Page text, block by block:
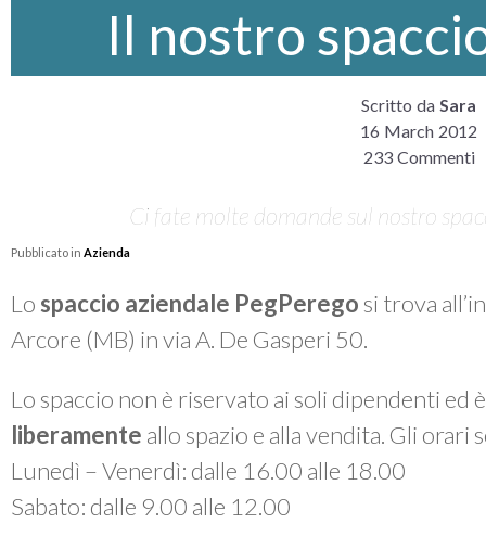
Il nostro
Scritto da Sara
16 March 2012
233 Commenti
Ci fate molte domande sul nostro
Pubblicato in Azienda
Lo spaccio aziendale PegPerego si trova
Arcore (MB) in via A. De Gasperi 50.
Lo spaccio non è riservato ai soli dipendenti ed
liberamente allo spazio e alla vendita. Gli orari
Lunedì – Venerdì: dalle 16.00 alle 18.00
Sabato: dalle 9.00 alle 12.00